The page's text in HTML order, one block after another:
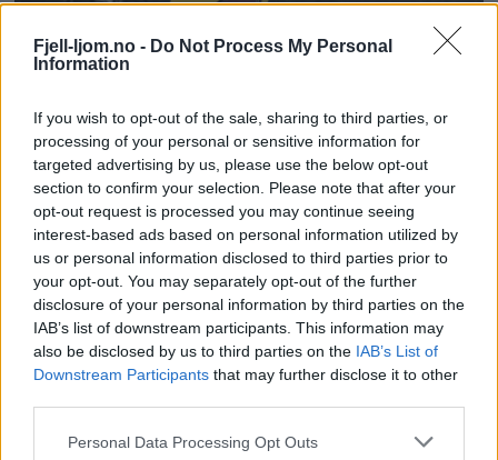
Fjell-ljom.no - Do Not Process My Personal
Information
If you wish to opt-out of the sale, sharing to third parties, or
processing of your personal or sensitive information for
targeted advertising by us, please use the below opt-out
section to confirm your selection. Please note that after your
opt-out request is processed you may continue seeing
interest-based ads based on personal information utilized by
us or personal information disclosed to third parties prior to
your opt-out. You may separately opt-out of the further
disclosure of your personal information by third parties on the
IAB’s list of downstream participants. This information may
also be disclosed by us to third parties on the IAB’s List of
Downstream Participants that may further disclose it to other
Personal Data Processing Opt Outs
– Dette kan bli min beste sesong
noensinne